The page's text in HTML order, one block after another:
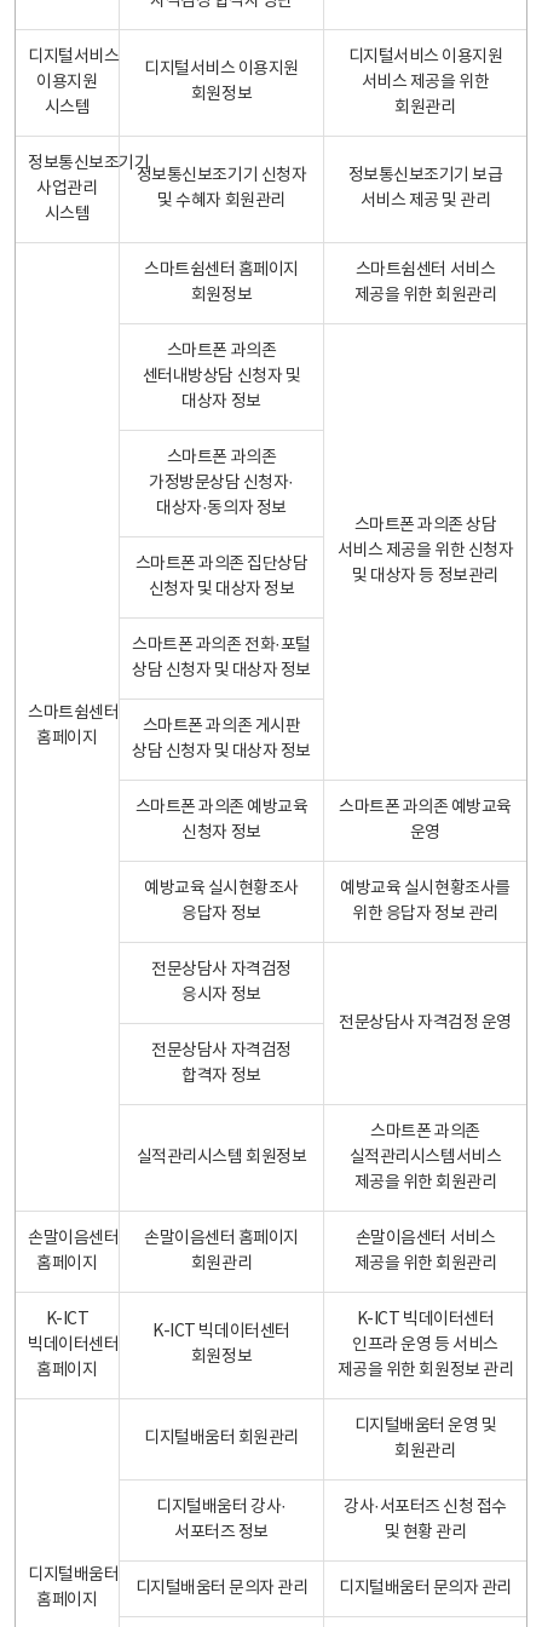
디지털서비스
이용지원
시스템
디지털서비스 이용지원
회원정보
디지털서비스 이용지원
서비스 제공을 위한
회원관리
정보통신보조기기
사업관리
시스템
정보통신보조기기 신청자
및 수혜자 회원관리
정보통신보조기기 보급
서비스 제공 및 관리
스마트쉼센터
홈페이지
스마트쉼센터 홈페이지
회원정보
스마트쉼센터 서비스
제공을 위한 회원관리
스마트폰 과의존
센터내방상담 신청자 및
대상자 정보
스마트폰 과의존 상담
서비스 제공을 위한 신청자
및 대상자 등 정보관리
스마트폰 과의존
가정방문상담 신청자·
대상자·동의자 정보
스마트폰 과의존 집단상담
신청자 및 대상자 정보
스마트폰 과의존 전화·포털
상담 신청자 및 대상자 정보
스마트폰 과의존 게시판
상담 신청자 및 대상자 정보
스마트폰 과의존 예방교육
신청자 정보
스마트폰 과의존 예방교육
운영
예방교육 실시현황조사
응답자 정보
예방교육 실시현황조사를
위한 응답자 정보 관리
전문상담사 자격검정
응시자 정보
전문상담사 자격검정 운영
전문상담사 자격검정
합격자 정보
실적관리시스템 회원정보
스마트폰 과의존
실적관리시스템서비스
제공을 위한 회원관리
손말이음센터
홈페이지
손말이음센터 홈페이지
회원관리
손말이음센터 서비스
제공을 위한 회원관리
K-ICT
빅데이터센터
홈페이지
K-ICT 빅데이터센터
회원정보
K-ICT 빅데이터센터
인프라 운영 등 서비스
제공을 위한 회원정보 관리
디지털배움터
홈페이지
디지털배움터 회원관리
디지털배움터 운영 및
회원관리
디지털배움터 강사·
서포터즈 정보
강사·서포터즈 신청 접수
및 현황 관리
디지털배움터 문의자 관리 디지털배움터 문의자 관리